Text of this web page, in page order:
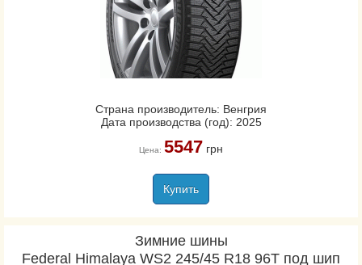
Страна производитель: Венгрия
Дата производства (год): 2025
Цена: 5547грн
Купить
Зимние шины
Federal Himalaya WS2 245/45 R18 96T под шип